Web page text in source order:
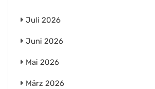
Juli 2026
Juni 2026
Mai 2026
März 2026